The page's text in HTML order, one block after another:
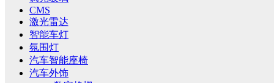
CMS
激光雷达
智能车灯
氛围灯
汽车智能座椅
汽车外饰